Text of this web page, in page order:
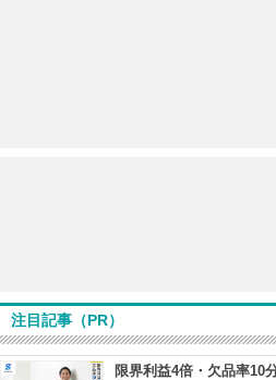
注目記事（PR）
限界利益4倍・欠品率